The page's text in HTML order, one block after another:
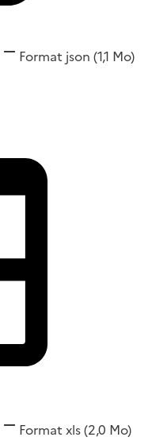
Format json (1,1 Mo)
Format xls(2,0 Mo)